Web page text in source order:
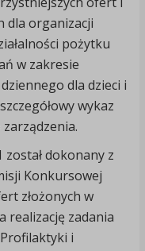
dla organizacji
pożytku
w zakresie
dla dzieci i
wykaz
dokonany z
Konkursowej
złożonych w
zadania
i